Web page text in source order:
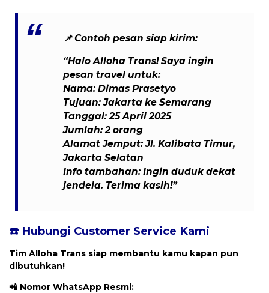
📌Contoh pesan siap kirim:
“Halo Alloha Trans! Saya ingin
pesan travel untuk:
Nama: Dimas Prasetyo
Tujuan: Jakarta ke Semarang
Tanggal: 25 April 2025
Jumlah: 2 orang
Alamat Jemput: Jl. Kalibata Timur,
Jakarta Selatan
Info tambahan: Ingin duduk dekat
jendela. Terima kasih!”
☎️ Hubungi Customer Service Kami
Tim Alloha Trans siap membantu kamu kapan pun
dibutuhkan!
📲 Nomor WhatsApp Resmi: